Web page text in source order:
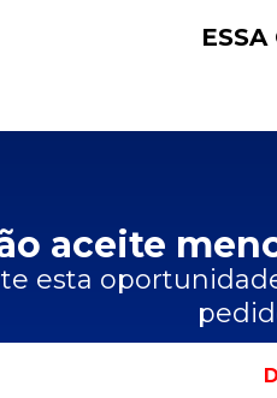
aceite
esta